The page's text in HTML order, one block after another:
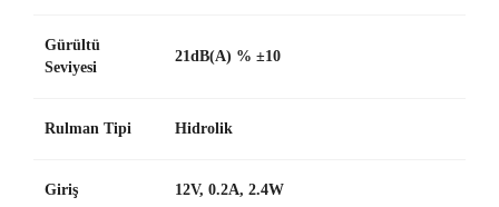
Gürültü
Seviyesi
21dB(A) % ±10
Rulman Tipi Hidrolik
Giriş 12V, 0.2A, 2.4W